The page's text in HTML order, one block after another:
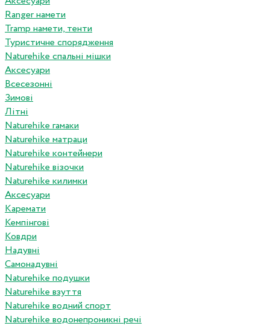
Ranger намети
Tramp намети, тенти
Туристичне спорядження
Naturehike спальні мішки
Аксесуари
Всесезонні
Зимові
Літні
Naturehike гамаки
Naturehike матраци
Naturehike контейнери
Naturehike візочки
Naturehike килимки
Аксесуари
Каремати
Кемпінгові
Ковдри
Надувні
Самонадувні
Naturehike подушки
Naturehike взуття
Naturehike водний спорт
Naturehike водонепроникні речі